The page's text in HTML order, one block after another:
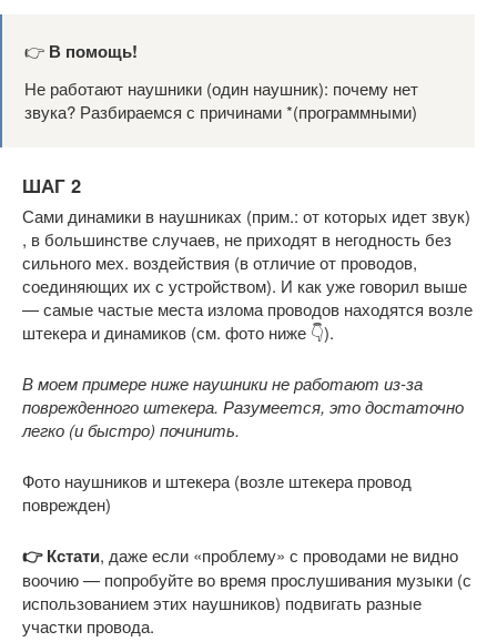
👉 В помощь!
Не работают наушники (один наушник): почему нет
звука? Разбираемся с причинами *(программными)
ШАГ 2
Сами динамики в наушниках (прим.: от которых идет звук)
, в большинстве случаев, не приходят в негодность без
сильного мех. воздействия (в отличие от проводов,
соединяющих их с устройством). И как уже говорил выше
— самые частые места излома проводов находятся возле
штекера и динамиков (см. фото ниже 👇).
В моем примере ниже наушники не работают из-за
поврежденного штекера. Разумеется, это достаточно
легко (и быстро) починить.
Фото наушников и штекера (возле штекера провод
поврежден)
👉 Кстати, даже если «проблему» с проводами не видно
воочию — попробуйте во время прослушивания музыки (с
использованием этих наушников) подвигать разные
участки провода.